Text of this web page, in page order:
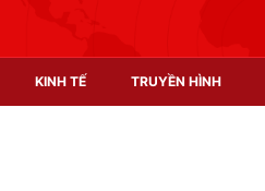
KINH TẾ TRUYỀN HÌNH